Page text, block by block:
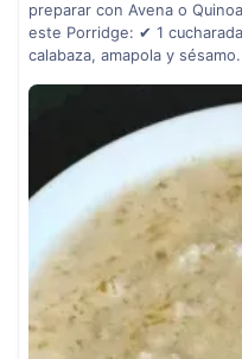
preparar con Avena o
este Porridge: ✔ 1
calabaza, amapola y